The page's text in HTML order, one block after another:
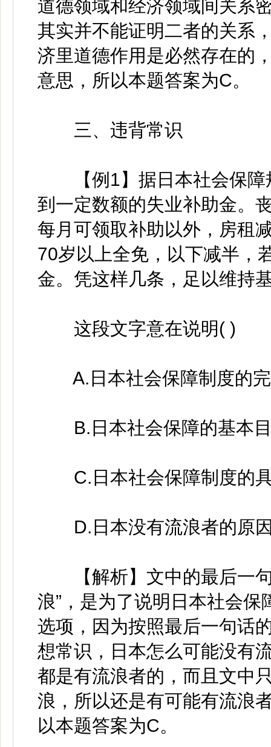
道德领域和经济领域间关系
其实并不能证明二者的关系
济里道德作用是必然存在的
意思，所以本题答案为C。
三、违背常识
【例1】据日本社会保障
到一定数额的失业补助金。
每月可领取补助以外，房租
70岁以上全免，以下减半，
金。凭这样几条，足以维持
这段文字意在说明( )
A.日本社会保障制度的
B.日本社会保障的基本
C.日本社会保障制度的
D.日本没有流浪者的原
【解析】文中的最后一句
浪”，是为了说明日本社会
选项，因为按照最后一句话
想常识，日本怎么可能没有
都是有流浪者的，而且文中
浪，所以还是有可能有流浪
以本题答案为C。